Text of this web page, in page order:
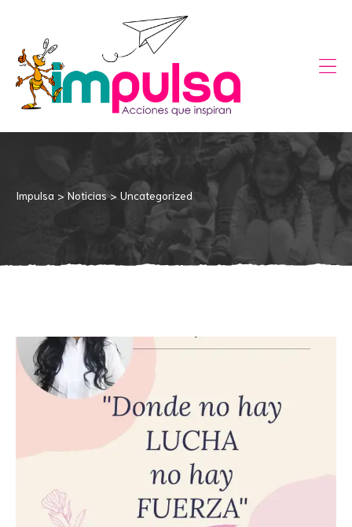
Impulsa > Noticias> Uncategorized
el